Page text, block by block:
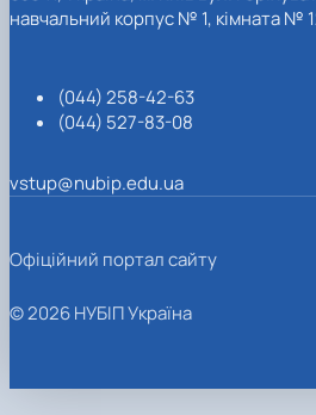
навчальний корпус № 1, кімната №
(044) 258-42-63
(044) 527-83-08
vstup@nubip.edu.ua
Офіційний портал сайту
© 2026 НУБІП Україна